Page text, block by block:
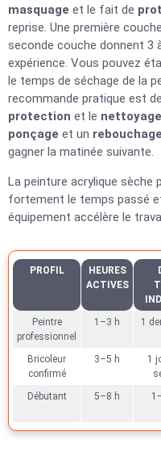
masquage et le fait de
reprise. Une première
seconde couche donnent 3
expérience. Vous pouvez
le temps de séchage de la
recommande pratique est
protection et le nettoyage
ponçage et un rebouchage
gagner la matinée suivante.
La peinture acrylique sèche
fortement le temps passé
équipement accélère le
PROFIL
HEURES
ACTIVES
Peintre
professionnel
1–3 h 1
Bricoleur
confirmé
3–5 h
1
Débutant
5–8 h